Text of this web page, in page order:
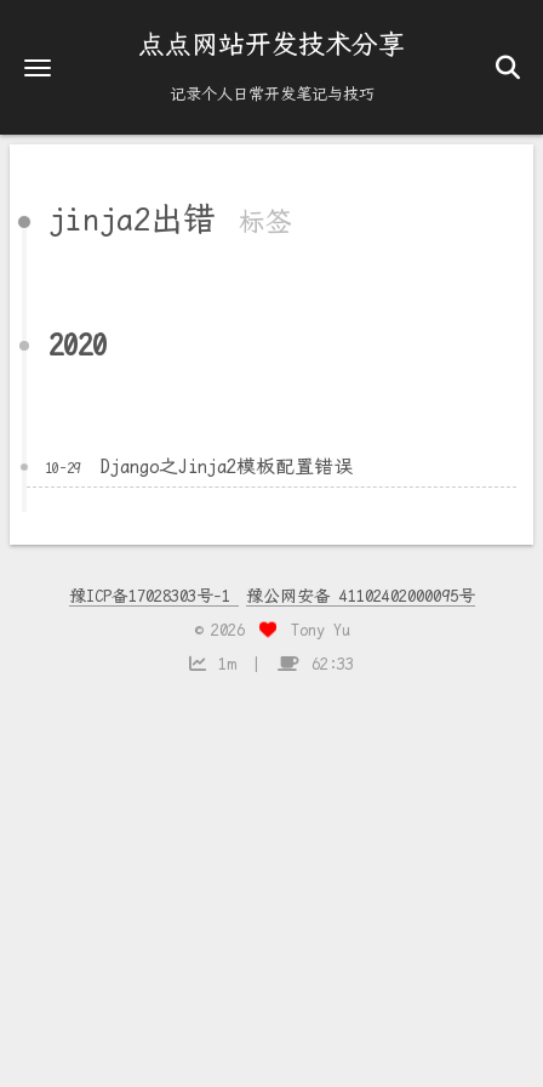
点点网站开发技术分享
记录个人日常开发笔记与技巧
jinja2出错 标签
2020
10-29 Django之Jinja2模板配置错误
豫ICP备17028303号-1
豫公网安备 41102402000095号
© 2026
Tony Yu
1m
62:33